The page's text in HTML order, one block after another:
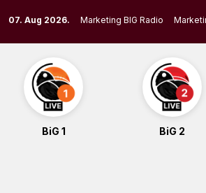
to
content
07. Aug 2026. Marketing BIG Radio
BiG 1 BiG 2